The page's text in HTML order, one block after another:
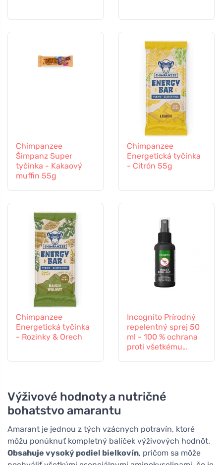
Chimpanzee
Šimpanz Super
tyčinka - Kakaový
muffin 55g
Chimpanzee
Energetická tyčinka
- Citrón 55g
Chimpanzee
Energetická tyčinka
- Rozinky & Orech
Incognito Prírodný
repelentný sprej 50
ml - 100 % ochrana
proti všetkému
Výživové hodnoty a nutričné
bohatstvo amarantu
Amarant je jednou z tých vzácnych potravín, ktoré
môžu ponúknuť kompletný balíček výživových hodnôt.
Obsahuje vysoký podiel bielkovín, pričom sa môže